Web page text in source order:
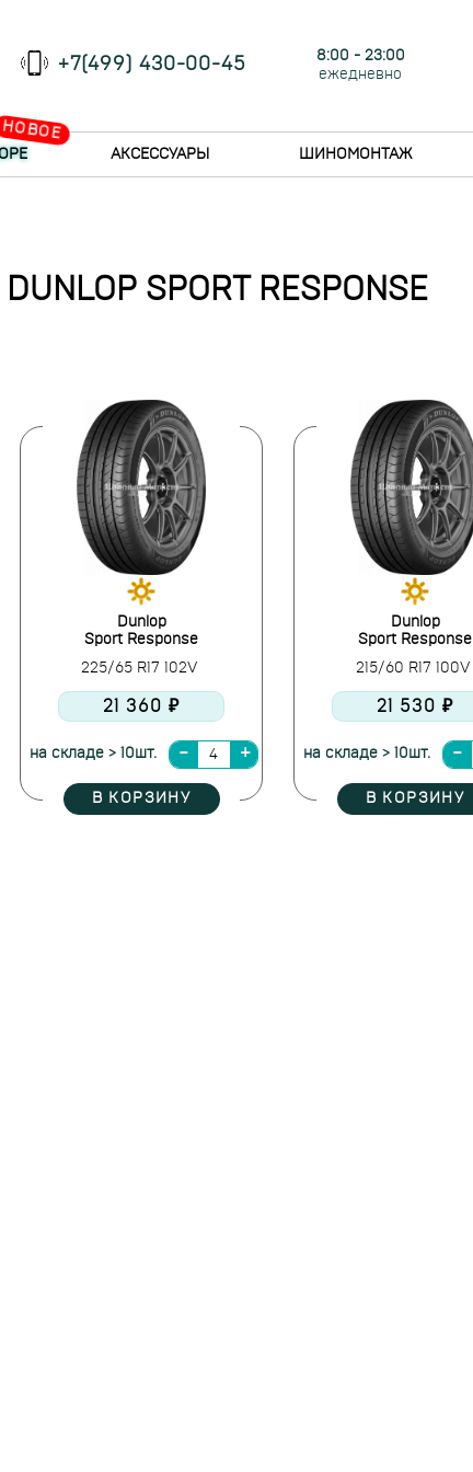
+7(499) 430-00-45
8:00 - 23:00
ежедневно
НОВОЕ
АКСЕССУАРЫ ШИНОМОНТАЖ
SPORT RESPONSE
Dunlop
Sport Response
225/65 R17 102V
21 360 ₽
на складе > 10шт.
В КОРЗИНУ
Dunlop
Sport Response
215/60 R17 100V
21 530 ₽
на складе > 10шт.
В КОРЗИНУ